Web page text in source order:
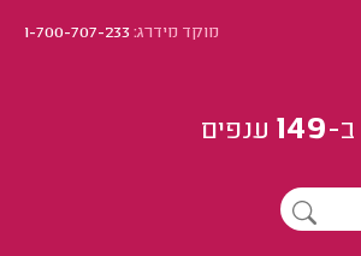
מוקד מידרג:1-700-707-233
ב-149 ענפים